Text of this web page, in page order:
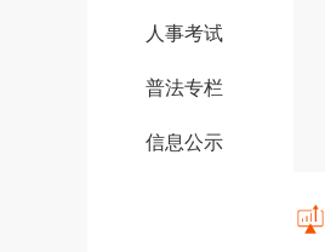
人事考试
普法专栏
信息公示